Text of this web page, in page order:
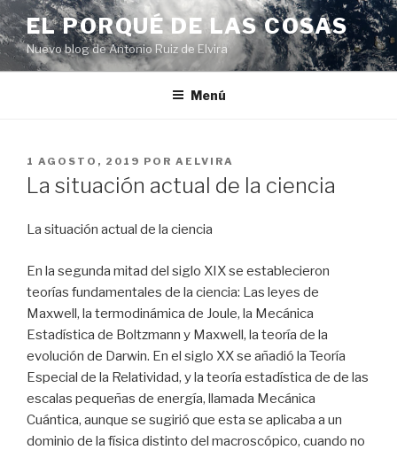
Ir
al
contenido
EL PORQUÉ DE LAS COSAS
Nuevo blog de Antonio Ruiz de Elvira
Menú
PUBLICADO
EN
1 AGOSTO, 2019 POR AELVIRA
La situación actual de la ciencia
La situación actual de la ciencia
En la segunda mitad del siglo XIX se establecieron
teorías fundamentales de la ciencia: Las leyes de
Maxwell, la termodinámica de Joule, la Mecánica
Estadística de Boltzmann y Maxwell, la teoría de la
evolución de Darwin. En el siglo XX se añadió la Teoría
Especial de la Relatividad, y la teoría estadística de de las
escalas pequeñas de energía, llamada Mecánica
Cuántica, aunque se sugirió que esta se aplicaba a un
dominio de la física distinto del macroscópico, cuando no